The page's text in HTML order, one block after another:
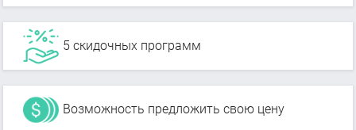
5 скидочных программ
Возможность предложить свою цену